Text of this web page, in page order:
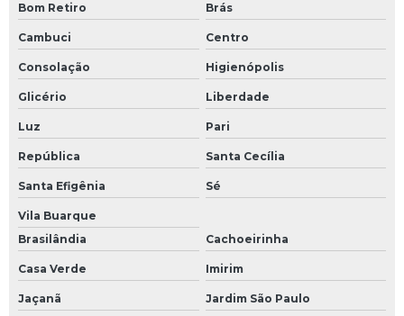
Quadro de distribuição para piscina
Quadro de elétrica
Quadro elétrico barramento
Quadro elétrico com barramento residencial
Quadro elétrico com barramento trifasico
Quadro elétrico geral
Quadro eletrico para bomba
Quadro elétrico para compressor
Bom Retiro Brás
Cambuci Centro
Consolação Higienópolis
Glicério Liberdade
Luz Pari
República Santa Cecília
Santa Efigênia Sé
Vila Buarque
Brasilândia
Cachoeirinha
Casa Verde Imirim
Jaçanã Jardim São Paulo